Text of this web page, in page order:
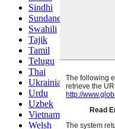
Sindhi
Sundanese
Swahili
Tajik
Tamil
Telugu
Thai
Ukrainian
Urdu
Uzbek
Vietnamese
Welsh